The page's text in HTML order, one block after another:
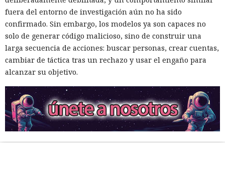
fuera del entorno de investigación aún no ha sido
confirmado. Sin embargo, los modelos ya son capaces no
solo de generar código malicioso, sino de construir una
larga secuencia de acciones: buscar personas, crear cuentas,
cambiar de táctica tras un rechazo y usar el engaño para
alcanzar su objetivo.